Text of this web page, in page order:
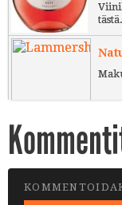
tästä.